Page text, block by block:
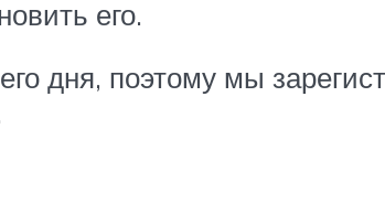
его.
дня, поэтому мы